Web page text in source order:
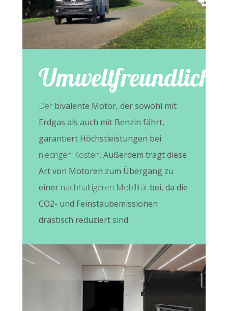
Umweltfreundlich
Der bivalente Motor, der sowohl mit
Erdgas als auch mit Benzin fährt,
garantiert Höchstleistungen bei
niedrigen Kosten. Außerdem trägt diese
Art von Motoren zum Übergang zu
einer nachhaltigeren Mobilität bei, da die
CO2- und Feinstaubemissionen
drastisch reduziert sind.